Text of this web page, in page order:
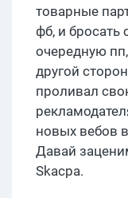
товарные
фб, и бросать
очередную
другой
проливал
новых вебов
Давай
Skacpa.